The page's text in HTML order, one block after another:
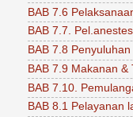
BAB 7.6
BAB 7.7.
BAB 7.8
BAB 7.9 Makanan &
BAB 7.10.
BAB 8.1 Pelayanan